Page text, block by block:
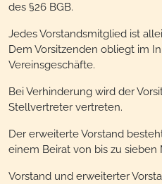
des §26 BGB.
Jedes Vorstandsmitglied ist
Dem Vorsitzenden obliegt im
Vereinsgeschäfte.
Bei Verhinderung wird der
Stellvertreter vertreten.
Der erweiterte Vorstand
einem Beirat von bis zu sieben
Vorstand und erweiterter